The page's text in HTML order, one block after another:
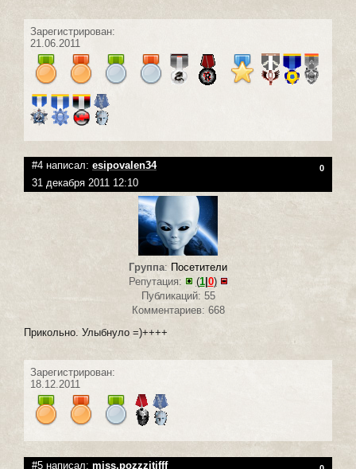
Зарегистрирован:
21.06.2011
#4 написал: esipovalen34 0
31 декабря 2011 12:10
Группа: Посетители
Репутация:
(1| 0)
Публикаций: 55
Комментариев: 668
Прикольно. Улыбнуло =)++++
Зарегистрирован:
18.12.2011
#5 написал: miss.pozzzitifff